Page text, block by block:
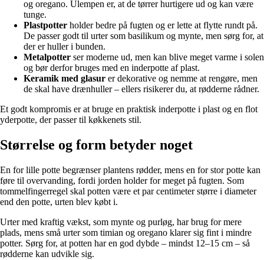
og oregano. Ulempen er, at de tørrer hurtigere ud og kan være
tunge.
Plastpotter holder bedre på fugten og er lette at flytte rundt på.
De passer godt til urter som basilikum og mynte, men sørg for, at
der er huller i bunden.
Metalpotter ser moderne ud, men kan blive meget varme i solen
og bør derfor bruges med en inderpotte af plast.
Keramik med glasur er dekorative og nemme at rengøre, men
de skal have drænhuller – ellers risikerer du, at rødderne rådner.
Et godt kompromis er at bruge en praktisk inderpotte i plast og en flot
yderpotte, der passer til køkkenets stil.
Størrelse og form betyder noget
En for lille potte begrænser plantens rødder, mens en for stor potte kan
føre til overvanding, fordi jorden holder for meget på fugten. Som
tommelfingerregel skal potten være et par centimeter større i diameter
end den potte, urten blev købt i.
Urter med kraftig vækst, som mynte og purløg, har brug for mere
plads, mens små urter som timian og oregano klarer sig fint i mindre
potter. Sørg for, at potten har en god dybde – mindst 12–15 cm – så
rødderne kan udvikle sig.